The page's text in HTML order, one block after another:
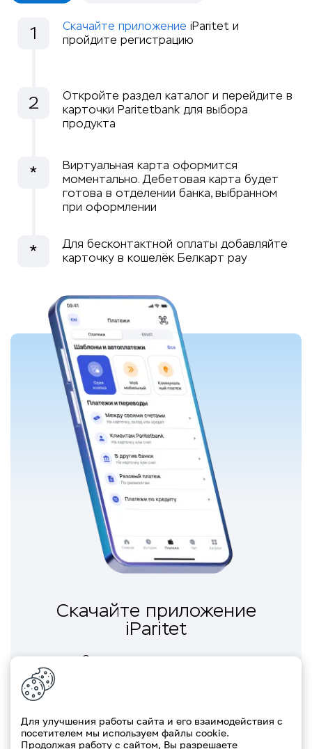
1 Скачайте приложение iParitet и
пройдите регистрацию
2
Откройте раздел каталог и перейдите в
карточки Paritetbank для выбора
продукта
*
Виртуальная карта оформится
моментально. Дебетовая карта будет
готова в отделении банка, выбранном
при оформлении
*
Для бесконтактной оплаты добавляйте
карточку в кошелёк Белкарт pay
Скачайте приложение
iParitet
Одноприложение— много
Скачать приложение
Для улучшения работы сайта и его взаимодействия с
посетителем мы используем файлы cookie.
Продолжая работу с сайтом, Вы разрешаете